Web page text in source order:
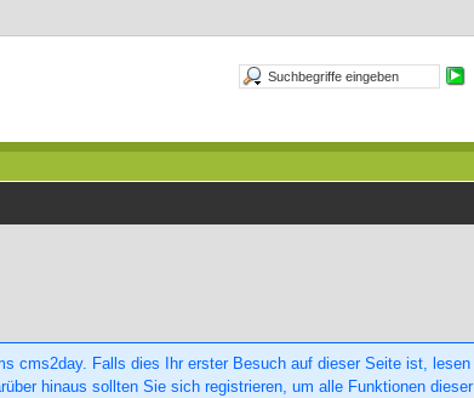
cms2day. Falls dies Ihr erster Besuch auf dieser Seite ist, lesen
hinaus sollten Sie sich registrieren, um alle Funktionen dieser